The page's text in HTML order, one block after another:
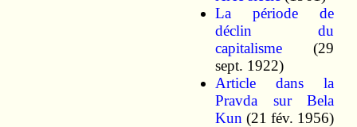
La période de
déclin du
capitalisme(29
sept. 1922)
Article dans la
Pravda sur Bela
Kun (21 fév. 1956)